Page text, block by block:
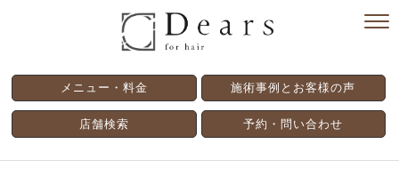
メニュー・料金 施術事例とお客様の声
店舗検索 予約・問い合わせ